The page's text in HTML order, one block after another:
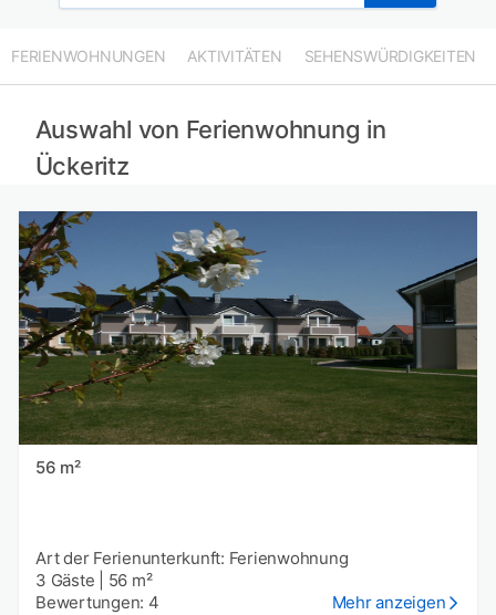
FERIENWOHNUNGEN AKTIVITÄTEN SEHENSWÜRDIGKEITEN
Auswahl von Ferienwohnung in
Ückeritz
56 m²
Art der Ferienunterkunft: Ferienwohnung
3 Gäste
56 m²
Bewertungen: 4
Mehr anzeigen